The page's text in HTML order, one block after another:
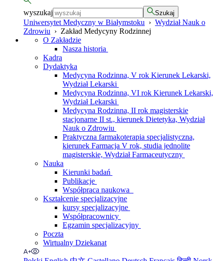
wyszukaj Szukaj
Uniwersytet Medyczny w Białymstoku › Wydział Nauk o
Zdrowiu › Zakład Medycyny Rodzinnej
O Zakładzie
Nasza historia
Kadra
Dydaktyka
Medycyna Rodzinna, V rok Kierunek Lekarski,
Wydział Lekarski
Medycyna Rodzinna, VI rok Kierunek Lekarski,
Wydział Lekarski
Medycyna Rodzinna, II rok magisterskie
stacjonarne II st., kierunek Dietetyka, Wydział
Nauk o Zdrowiu
Praktyczna farmakoterapia specjalistyczna,
kierunek Farmacja V rok, studia jednolite
magisterskie, Wydział Farmaceutyczny
Nauka
Kierunki badań
Publikacje
Współpraca naukowa
Kształcenie specjalizacyjne
kursy specjalizacyjne
Współpracownicy
Egzamin specjalizacyjny
Poczta
Wirtualny Dziekanat